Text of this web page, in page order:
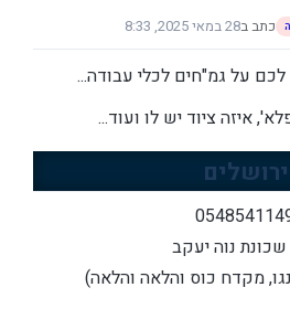
כתב ב28 במאי 2025, 8:33
נערך לאחרונה על ידי זוג ידיים ימניות
על גמ"חים לכלי עבודה...
איזה ציוד יש לו ועוד...
ירושלים
מקדח כוס והלאה והלאה)